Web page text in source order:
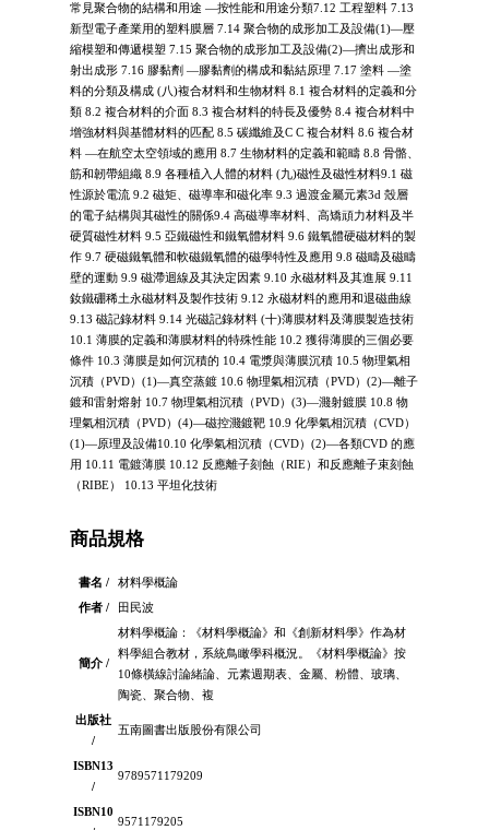
常見聚合物的結構和用途 —按性能和用途分類7.12 工程塑料 7.13
新型電子產業用的塑料膜層 7.14 聚合物的成形加工及設備(1)—壓
縮模塑和傳遞模塑 7.15 聚合物的成形加工及設備(2)—擠出成形和
射出成形 7.16 膠黏劑 —膠黏劑的構成和黏結原理 7.17 塗料 —塗
料的分類及構成 (八)複合材料和生物材料 8.1 複合材料的定義和分
類 8.2 複合材料的介面 8.3 複合材料的特長及優勢 8.4 複合材料中
增強材料與基體材料的匹配 8.5 碳纖維及C C 複合材料 8.6 複合材
料 —在航空太空領域的應用 8.7 生物材料的定義和範疇 8.8 骨骼、
筋和韌帶組織 8.9 各種植入人體的材料 (九)磁性及磁性材料9.1 磁
性源於電流 9.2 磁矩、磁導率和磁化率 9.3 過渡金屬元素3d 殼層
的電子結構與其磁性的關係9.4 高磁導率材料、高矯頑力材料及半
硬質磁性材料 9.5 亞鐵磁性和鐵氧體材料 9.6 鐵氧體硬磁材料的製
作 9.7 硬磁鐵氧體和軟磁鐵氧體的磁學特性及應用 9.8 磁疇及磁疇
壁的運動 9.9 磁滯迴線及其決定因素 9.10 永磁材料及其進展 9.11
釹鐵硼稀土永磁材料及製作技術 9.12 永磁材料的應用和退磁曲線
9.13 磁記錄材料 9.14 光磁記錄材料 (十)薄膜材料及薄膜製造技術
10.1 薄膜的定義和薄膜材料的特殊性能 10.2 獲得薄膜的三個必要
條件 10.3 薄膜是如何沉積的 10.4 電漿與薄膜沉積 10.5 物理氣相
沉積（PVD）(1)—真空蒸鍍 10.6 物理氣相沉積（PVD）(2)—離子
鍍和雷射熔射 10.7 物理氣相沉積（PVD）(3)—濺射鍍膜 10.8 物
理氣相沉積（PVD）(4)—磁控濺鍍靶 10.9 化學氣相沉積（CVD）
(1)—原理及設備10.10 化學氣相沉積（CVD）(2)—各類CVD 的應
用 10.11 電鍍薄膜 10.12 反應離子刻蝕（RIE）和反應離子束刻蝕
（RIBE） 10.13 平坦化技術
商品規格
書名 /
材料學概論
作者 /
田民波
簡介 /
材料學概論：《材料學概論》和《創新材料學》作為材
料學組合教材，系統鳥瞰學科概況。《材料學概論》按
10條橫線討論緒論、元素週期表、金屬、粉體、玻璃、
陶瓷、聚合物、複
出版社
/
五南圖書出版股份有限公司
ISBN13
/
9789571179209
ISBN10
9571179205